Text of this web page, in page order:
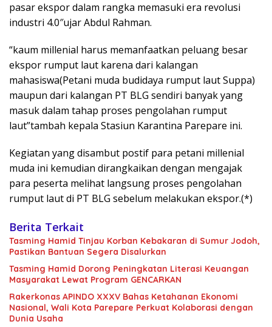
pasar ekspor dalam rangka memasuki era revolusi
industri 4.0″ujar Abdul Rahman.
“kaum millenial harus memanfaatkan peluang besar
ekspor rumput laut karena dari kalangan
mahasiswa(Petani muda budidaya rumput laut Suppa)
maupun dari kalangan PT BLG sendiri banyak yang
masuk dalam tahap proses pengolahan rumput
laut”tambah kepala Stasiun Karantina Parepare ini.
Kegiatan yang disambut postif para petani millenial
muda ini kemudian dirangkaikan dengan mengajak
para peserta melihat langsung proses pengolahan
rumput laut di PT BLG sebelum melakukan ekspor.(*)
Berita Terkait
Tasming Hamid Tinjau Korban Kebakaran di Sumur Jodoh,
Pastikan Bantuan Segera Disalurkan
Tasming Hamid Dorong Peningkatan Literasi Keuangan
Masyarakat Lewat Program GENCARKAN
Rakerkonas APINDO XXXV Bahas Ketahanan Ekonomi
Nasional, Wali Kota Parepare Perkuat Kolaborasi dengan
Dunia Usaha